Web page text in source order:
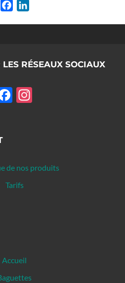
Facebook
RÉSEAUX SOCIAUX
Facebook
de nos produits
Tarifs
Accueil